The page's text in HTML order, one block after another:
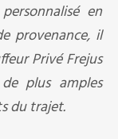
en
provenance, il
Privé Frejus
plus amples
du trajet.